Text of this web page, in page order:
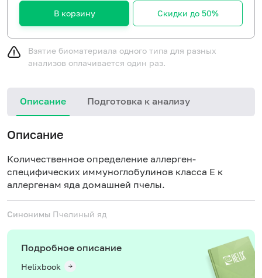
В корзину Скидки до 50%
Взятие биоматериала одного типа для разных
анализов оплачивается один раз.
Описание Подготовка к анализу
Описание
Количественное определение аллерген-
специфических иммуноглобулинов класса E к
аллергенам яда домашней пчелы.
Синонимы Пчелиный яд
Подробное описание
Helixbook